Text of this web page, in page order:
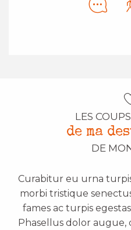
LES
de ma
DE
Curabitur eu urna
morbi tristique
fames ac turpis
Phasellus dolor